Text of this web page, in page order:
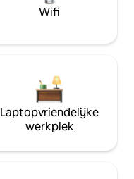
Wifi
Laptopvriendelijke
werkplek